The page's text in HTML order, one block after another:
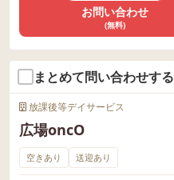
お問い合わせ
(無料)
まとめて問い合わせする
放課後等デイサービス
広場oncO
空きあり 送迎あり